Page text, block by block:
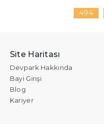
494
Site Haritası
Devpark Hakkında
Bayi Girişi
Blog
Kariyer